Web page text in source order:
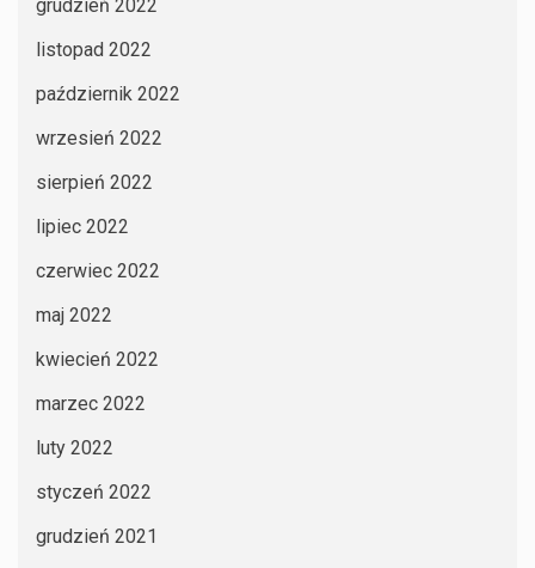
grudzień 2022
listopad 2022
październik 2022
wrzesień 2022
sierpień 2022
lipiec 2022
czerwiec 2022
maj 2022
kwiecień 2022
marzec 2022
luty 2022
styczeń 2022
grudzień 2021